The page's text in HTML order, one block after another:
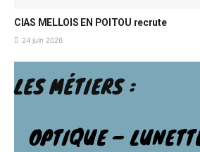
CIAS MELLOIS EN POITOU recrute
24 juin 2026
LES MÉTIERS :
OPTIQUE –